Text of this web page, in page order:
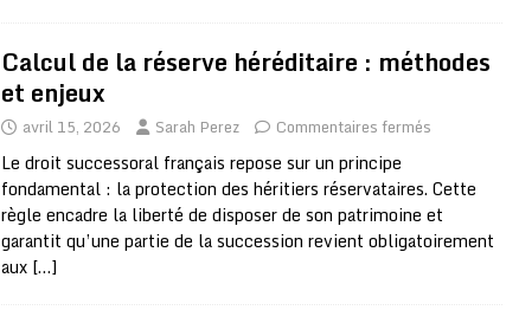
Calcul de la réserve héréditaire : méthodes
et enjeux
avril 15, 2026 Sarah Perez Commentaires fermés
Le droit successoral français repose sur un principe
fondamental : la protection des héritiers réservataires. Cette
règle encadre la liberté de disposer de son patrimoine et
garantit qu’une partie de la succession revient obligatoirement
aux […]